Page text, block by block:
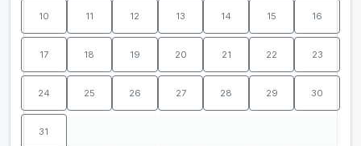
10 11 12 13 14 15 16
17 18 19 20 21 22 23
24 25 26 27 28 29 30
31